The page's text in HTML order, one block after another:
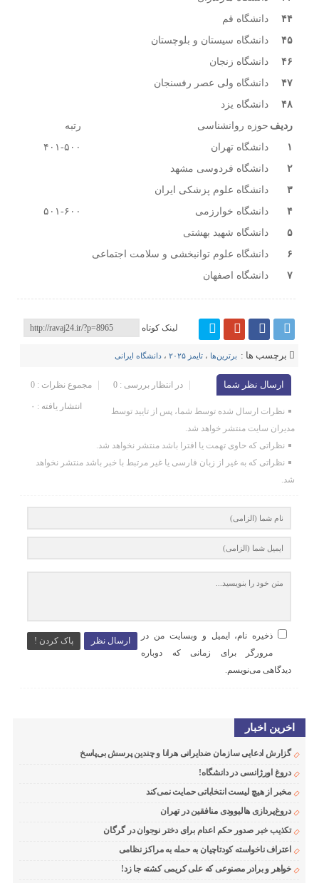
۴۴
دانشگاه قم
۴۵
دانشگاه سیستان و بلوچستان
۴۶
دانشگاه زنجان
۴۷
دانشگاه ولی عصر رفسنجان
۴۸
دانشگاه یزد
ردیف حوزه روانشناسی
رتبه
۱
دانشگاه تهران
۴۰۱-۵۰۰
۲
دانشگاه فردوسی مشهد
۵۰۱-۶۰۰
۳
دانشگاه علوم پزشکی ایران
۴
دانشگاه خوارزمی
۵
دانشگاه شهید بهشتی
۶
دانشگاه علوم توانبخشی و سلامت اجتماعی
۷
دانشگاه اصفهان
لینک کوتاه
برچسب ها : برترین‌ها ،تایمز ۲۰۲۵ ،دانشگاه ایرانی
ارسال نظر شما مجموع نظرات : 0 در انتظار بررسی : 0
انتشار یافته : ۰
نظرات ارسال شده توسط شما، پس از تایید توسط
مدیران سایت منتشر خواهد شد.
نظراتی که حاوی تهمت یا افترا باشد منتشر نخواهد شد.
نظراتی که به غیر از زبان فارسی یا غیر مرتبط با خبر باشد منتشر نخواهد
شد.
ارسال نظر پاک کردن !
ذخیره نام، ایمیل و وبسایت من در
مرورگر برای زمانی که دوباره
دیدگاهی می‌نویسم.
اخرین اخبار
گزارش ادعایی سازمان ضدایرانی هرانا و چندین پرسش بی‌پاسخ
دروغ اورژانسی در دانشگاه!
مخبر از هیچ لیست انتخاباتی حمایت نمی‌کند
دروغ‌پردازی هالیوودی منافقین در تهران
تکذیب خبر صدور حکم اعدام برای دختر نوجوان در گرگان
اعتراف ناخواسته کودتاچیان به حمله به مراکز نظامی
خواهر و برادر مصنوعی که علی کریمی کشته جا زد!